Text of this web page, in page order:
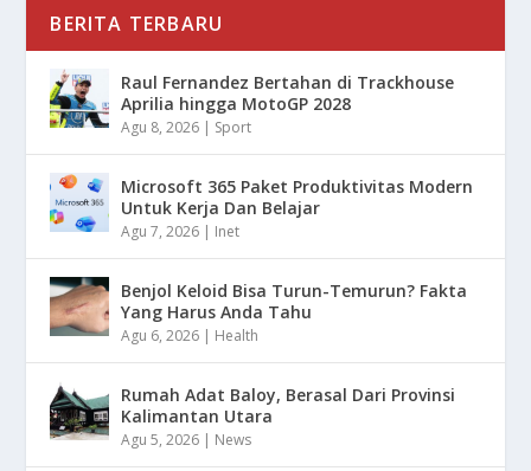
BERITA TERBARU
Raul Fernandez Bertahan di Trackhouse
Aprilia hingga MotoGP 2028
Agu 8, 2026 | Sport
Microsoft 365 Paket Produktivitas Modern
Untuk Kerja Dan Belajar
Agu 7, 2026 | Inet
Benjol Keloid Bisa Turun-Temurun? Fakta
Yang Harus Anda Tahu
Agu 6, 2026 | Health
Rumah Adat Baloy, Berasal Dari Provinsi
Kalimantan Utara
Agu 5, 2026 | News